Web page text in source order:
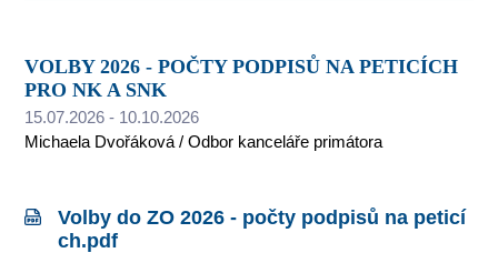
VOLBY 2026 - POČTY PODPISŮ NA PETICÍCH
PRO NK A SNK
15.07.2026 - 10.10.2026
Michaela Dvořáková / Odbor kanceláře primátora
Volby do ZO 2026 - počty podpisů na peticí
ch.pdf